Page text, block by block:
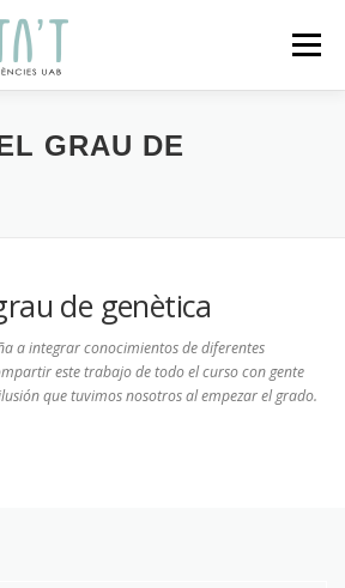
Menú
ACTIVITATS
GRAU DE
de genètica
a integrar conocimientos de diferentes
este trabajo de todo el curso con gente
que tuvimos nosotros al empezar el grado.